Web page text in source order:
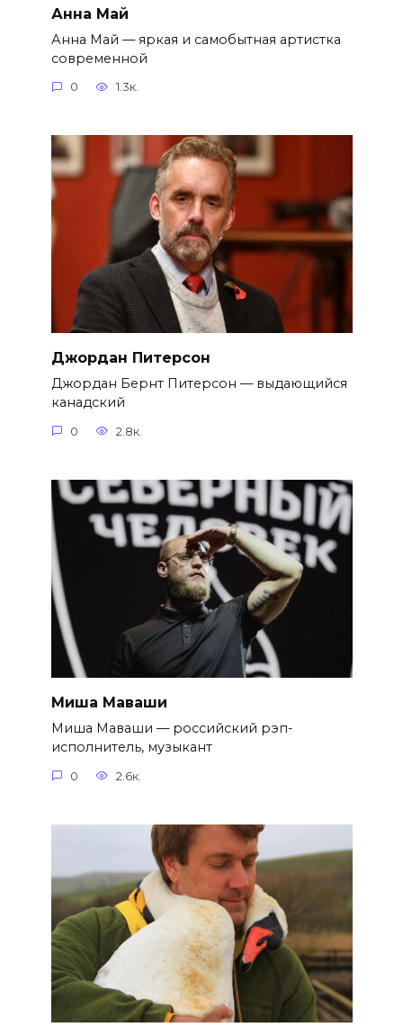
Анна Май
Анна Май — яркая и самобытная артистка
современной
0 1.3к.
Джордан Питерсон
Джордан Бернт Питерсон — выдающийся
канадский
0 2.8к.
Миша Маваши
Миша Маваши — российский рэп-
исполнитель, музыкант
0 2.6к.